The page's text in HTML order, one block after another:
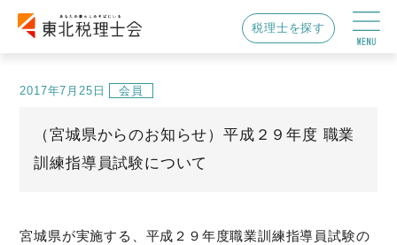
税理士を探す
2017年7月25日 会員
（宮城県からのお知らせ）平成２９年度 職業
訓練指導員試験について
宮城県が実施する、平成２９年度職業訓練指導員試験の